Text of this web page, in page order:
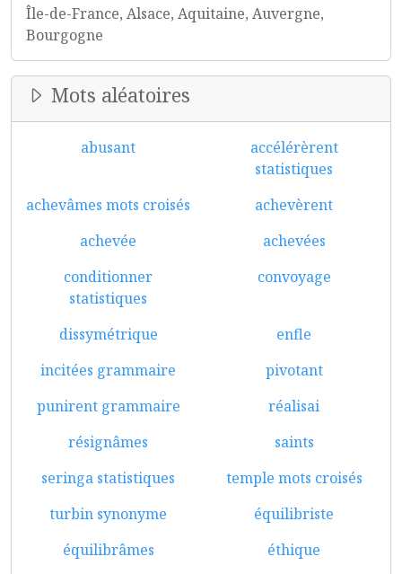
Île-de-France, Alsace, Aquitaine, Auvergne,
Bourgogne
Mots aléatoires
abusant
accélérèrent
statistiques
achevâmes mots croisés
achevèrent
achevée
achevées
conditionner
statistiques
convoyage
dissymétrique
enfle
incitées grammaire
pivotant
punirent grammaire
réalisai
résignâmes
saints
seringa statistiques
temple mots croisés
turbin synonyme
équilibriste
équilibrâmes
éthique